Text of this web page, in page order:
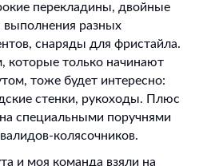
перекладины, двойные
выполнения разных
снаряды для фристайла.
только начинают
тоже будет интересно:
стенки, рукоходы. Плюс
специальными поручнями
колясочников.
и моя команда взяли на